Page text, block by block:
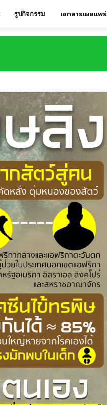
รูปกิจกรรม เอกสารเผยเเพร่